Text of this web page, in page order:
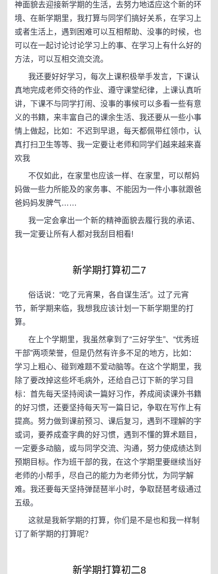
神面貌去迎接新学期的生活，去努力地适应这个新的环
境、在新学期里，我打算与同学们搞好关系，在学习上
或者生活上，遇到困难可以互相帮助、没事的时候，也
可以在一起讨论讨论学习上的事、在学习上有什么好的
方法，可以互相交流交流。
我还要好好学习，每次上课积极举手发言，下课认
真地完成老师交待的作业、遵守课堂纪律，上课认真听
讲，下课不与同学打闹、没事的事候可以多看一些有意
义的书籍，来丰富自己的课余生活、我还要从一些小事
情上做起，比如：不迟到早退，每天都佩带红领巾，认
真打扫卫生等等、我一定要让老师和同学们越来越来喜
欢我
不仅如此，在家里也应该一样、在家里，可以帮妈
妈做一些力所能及的家务事、不能因为一件小事就跟爸
爸妈妈发脾气……
我一定会拿出一个新的精神面貌去履行我的承诺、
我一定要让所有人都对我刮目相看!
新学期打算初二7
俗话说：“吃了元宵果，各自谋生活”。过了元宵
节，新学期来临，我想我应该计划一下新学期里的打
算。
在上个学期里，我虽然拿到了“三好学生”、“优秀班
干部”两项荣誉，但是仍然有许多不足的地方，比如：
学习上粗心、碰到难题不爱动脑等。在这个学期里，我
除了要改掉这些坏毛病外，还给自己订下新的学习目
标：首先每天坚持阅读一篇好习作，养成阅读课外书籍
的好习惯，还要坚持每天写一篇日记，争取在写作上有
提高。努力做到课前预习、课后复习，遇到不理解的字
或词，要养成查字典的好习惯，遇到不懂的算术题目，
一定要多动脑，或与同学交流、沟通，努力使成绩达到
预期目标。作为班干部的我，在这个学期里要继续当好
老师的小帮手，尽自己的能力为老师分忧，为同学解
难。我还要每天坚持弹琵琶半小时，争取琵琶考级通过
五级。
这就是我新学期的打算，你们是不是也和我一样制
订了新学期的打算呢？
新学期打算初二8